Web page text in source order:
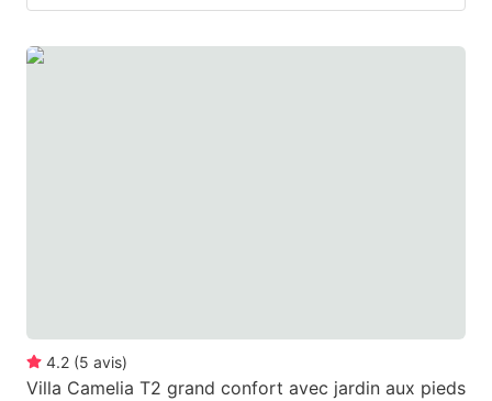
4.2 (5 avis)
Villa Camelia T2 grand confort avec jardin aux pieds